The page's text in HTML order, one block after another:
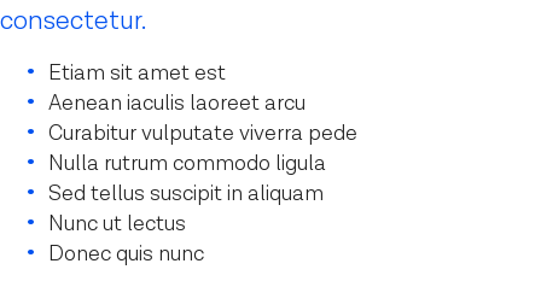
consectetur.
Etiam sit amet est
Aenean iaculis laoreet arcu
Curabitur vulputate viverra pede
Nulla rutrum commodo ligula
Sed tellus suscipit in aliquam
Nunc ut lectus
Donec quis nunc